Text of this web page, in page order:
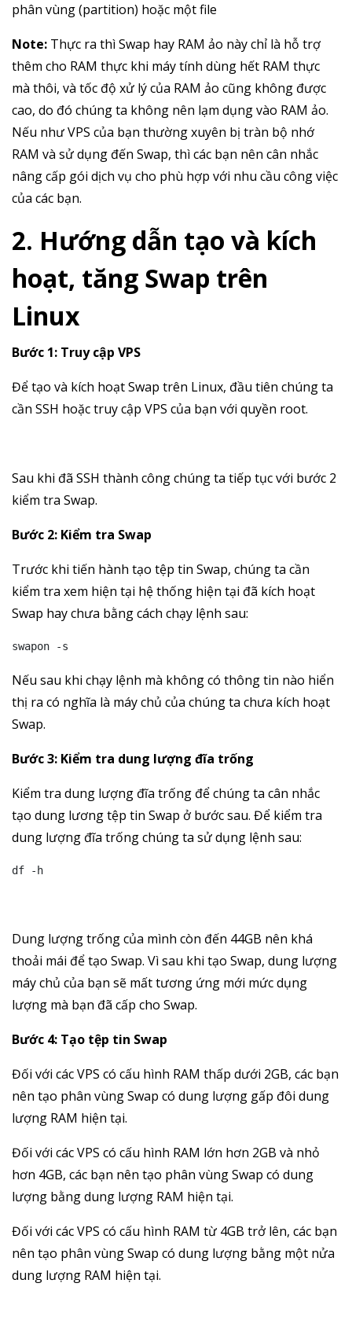
phân vùng (partition) hoặc một file
Note: Thực ra thì Swap hay RAM ảo này chỉ là hỗ trợ
thêm cho RAM thực khi máy tính dùng hết RAM thực
mà thôi, và tốc độ xử lý của RAM ảo cũng không được
cao, do đó chúng ta không nên lạm dụng vào RAM ảo.
Nếu như VPS của bạn thường xuyên bị tràn bộ nhớ
RAM và sử dụng đến Swap, thì các bạn nên cân nhắc
nâng cấp gói dịch vụ cho phù hợp với nhu cầu công việc
của các bạn.
2. Hướng dẫn tạo và kích
hoạt, tăng Swap trên
Linux
Bước 1: Truy cập VPS
Để tạo và kích hoạt Swap trên Linux, đầu tiên chúng ta
cần SSH hoặc truy cập VPS của bạn với quyền root.
Sau khi đã SSH thành công chúng ta tiếp tục với bước 2
kiểm tra Swap.
Bước 2: Kiểm tra Swap
Trước khi tiến hành tạo tệp tin Swap, chúng ta cần
kiểm tra xem hiện tại hệ thống hiện tại đã kích hoạt
Swap hay chưa bằng cách chạy lệnh sau:
swapon -s
Nếu sau khi chạy lệnh mà không có thông tin nào hiển
thị ra có nghĩa là máy chủ của chúng ta chưa kích hoạt
Swap.
Bước 3: Kiểm tra dung lượng đĩa trống
Kiểm tra dung lượng đĩa trống để chúng ta cân nhắc
tạo dung lương tệp tin Swap ở bước sau. Để kiểm tra
dung lượng đĩa trống chúng ta sử dụng lệnh sau:
df -h
Dung lượng trống của mình còn đến 44GB nên khá
thoải mái để tạo Swap. Vì sau khi tạo Swap, dung lượng
máy chủ của bạn sẽ mất tương ứng mới mức dụng
lượng mà bạn đã cấp cho Swap.
Bước 4: Tạo tệp tin Swap
Đối với các VPS có cấu hình RAM thấp dưới 2GB, các bạn
nên tạo phân vùng Swap có dung lượng gấp đôi dung
lượng RAM hiện tại.
Đối với các VPS có cấu hình RAM lớn hơn 2GB và nhỏ
hơn 4GB, các bạn nên tạo phân vùng Swap có dung
lượng bằng dung lượng RAM hiện tại.
Đối với các VPS có cấu hình RAM từ 4GB trở lên, các bạn
nên tạo phân vùng Swap có dung lượng bằng một nửa
dung lượng RAM hiện tại.